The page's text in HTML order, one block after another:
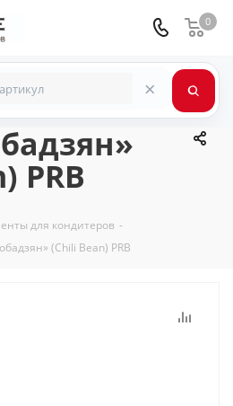
0
×
PRB
для кондитеров -
(Chili Bean) PRB